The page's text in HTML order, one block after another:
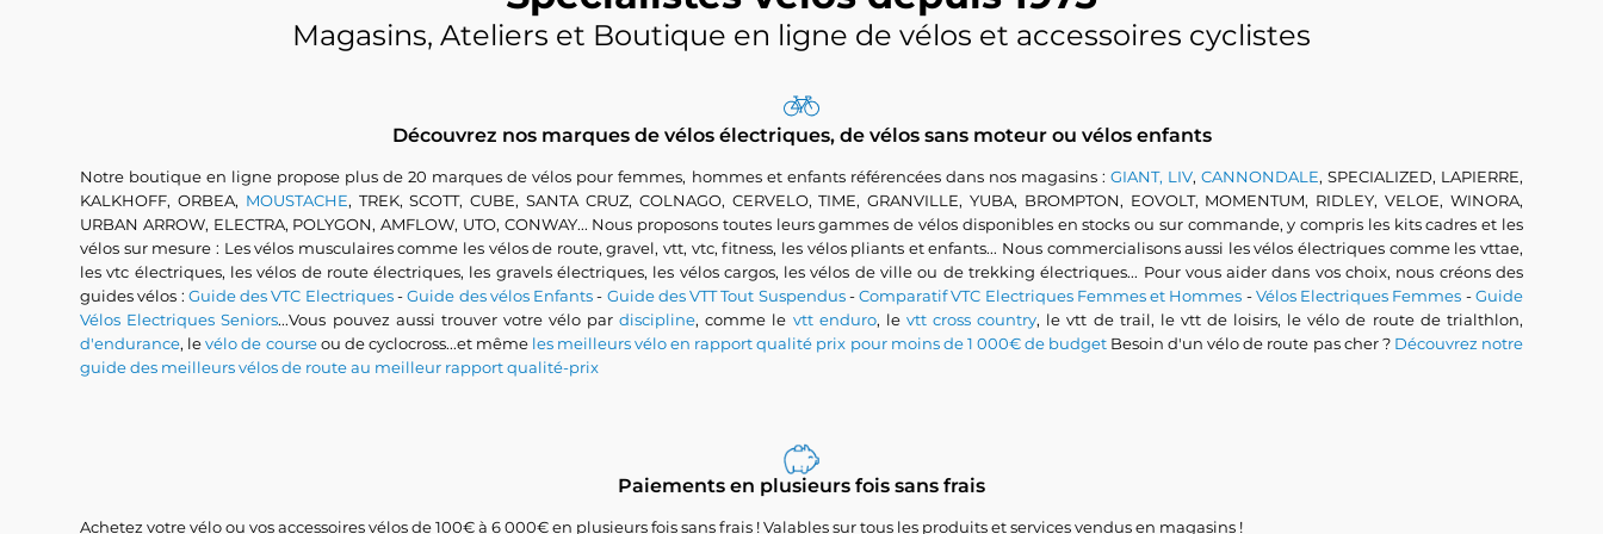
Magasins, Ateliers et Boutique en ligne de vélos et accessoires cyclistes
Découvrez nos marques de vélos électriques, de vélos sans moteur ou vélos enfants
Notre boutique en ligne propose plus de 20 marques de vélos pour femmes, hommes et enfants référencées dans nos magasins : GIANT, LIV, CANNONDALE, SPECIALIZED, LAPIERRE,
KALKHOFF, ORBEA, MOUSTACHE, TREK, SCOTT, CUBE, SANTA CRUZ, COLNAGO, CERVELO, TIME, GRANVILLE, YUBA, BROMPTON, EOVOLT, MOMENTUM, RIDLEY, VELOE, WINORA,
URBAN ARROW, ELECTRA, POLYGON, AMFLOW, UTO, CONWAY... Nous proposons toutes leurs gammes de vélos disponibles en stocks ou sur commande, y compris les kits cadres et les
vélos sur mesure : Les vélos musculaires comme les vélos de route, gravel, vtt, vtc, fitness, les vélos pliants et enfants... Nous commercialisons aussi les vélos électriques comme les vttae,
les vtc électriques, les vélos de route électriques, les gravels électriques, les vélos cargos, les vélos de ville ou de trekking électriques... Pour vous aider dans vos choix, nous créons des
guides vélos : Guide des VTC Electriques-Guide des vélos Enfants- Guide des VTT Tout Suspendus-Comparatif VTC Electriques Femmes et Hommes -Vélos Electriques Femmes -Guide
Vélos Electriques Seniors...Vous pouvez aussi trouver votre vélo pardiscipline, comme le vtt enduro, le vtt cross country, le vtt de trail, le vtt de loisirs, le vélo de route de trialthlon,
d'endurance, levélo de courseou de cyclocross...et même les meilleurs vélo en rapport qualité prix pour moins de 1 000€ de budget Besoin d'un vélo de route pas cher ? Découvrez notre
guide des meilleurs vélos de route au meilleur rapport qualité-prix
Paiements en plusieurs fois sans frais
Achetez votre vélo ou vos accessoires vélos de 100€ à 6 000€ en plusieurs fois sans frais ! Valables sur tous les produits et services vendus en magasins !